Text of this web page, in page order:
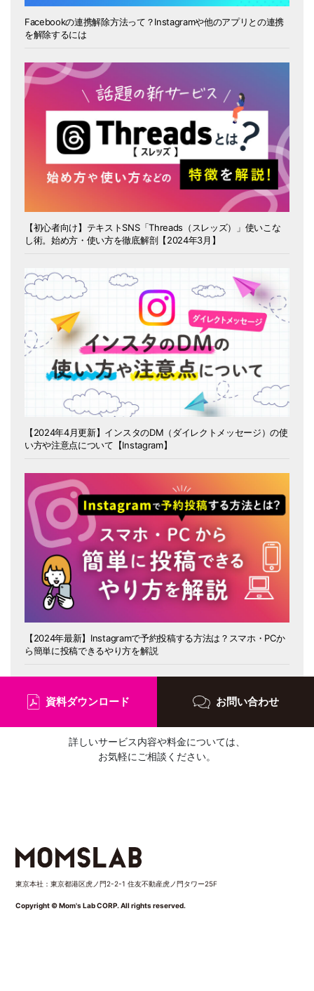
Facebookの連携解除方法って？Instagramや他のアプリとの連携
を解除するには
【初心者向け】テキストSNS「Threads（スレッズ）」使いこな
し術。始め方・使い方を徹底解剖【2024年3月】
【2024年4月更新】インスタのDM（ダイレクトメッセージ）の使
い方や注意点について【Instagram】
【2024年最新】Instagramで予約投稿する方法は？スマホ・PCか
ら簡単に投稿できるやり方を解説
詳しいサービス内容や料金については、
お気軽にご相談ください。
資料ダウンロード お問い合わせ
東京本社：東京都港区虎ノ門2-2-1 住友不動産虎ノ門タワー25F
Copyright © Mom's Lab CORP. All rights reserved.